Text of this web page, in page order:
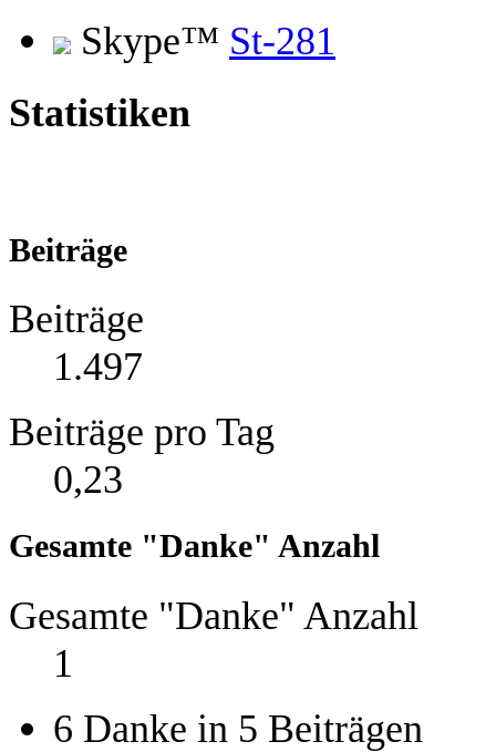
Skype™ St-281
Statistiken
Beiträge
Beiträge
1.497
Beiträge pro Tag
0,23
Gesamte "Danke" Anzahl
Gesamte "Danke" Anzahl
1
6 Danke in 5 Beiträgen